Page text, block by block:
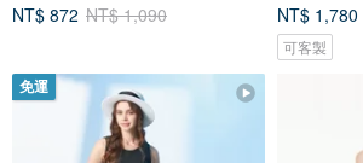
NT$ 872 NT$ 1,090
NT$ 1,780
可客製
免運